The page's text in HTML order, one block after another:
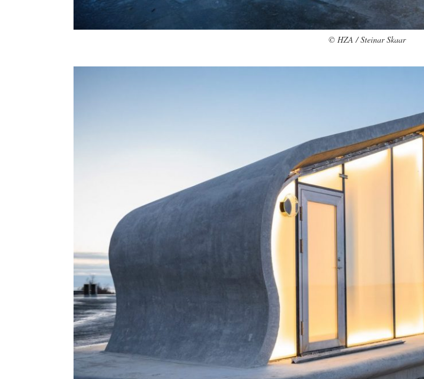
© HZA / Steinar Skaar